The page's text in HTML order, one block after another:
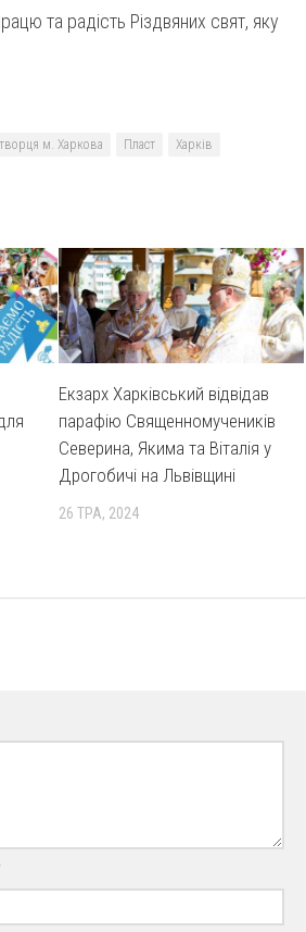
та радість Різдвяних свят, яку
м. Харкова Пласт Харків
Екзарх Харківський відвідав
парафію Священномучеників
Северина, Якима та Віталія у
Дрогобичі на Львівщині
26 ТРА, 2024